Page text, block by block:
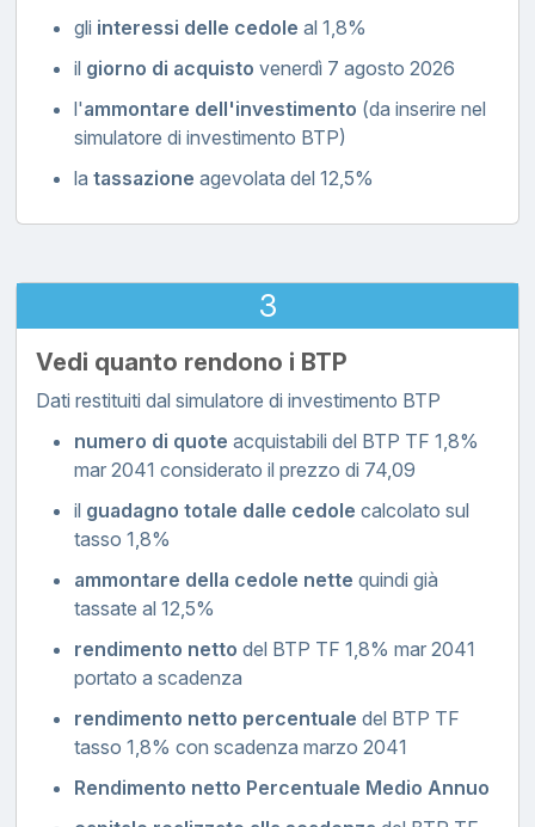
gli interessi delle cedole al 1,8%
il giorno di acquisto venerdì 7 agosto 2026
l'ammontare dell'investimento (da inserire nel
simulatore di investimento BTP)
la tassazione agevolata del 12,5%
3
Vedi quanto rendono i BTP
Dati restituiti dal simulatore di investimento BTP
numero di quote acquistabili del BTP TF 1,8%
mar 2041 considerato il prezzo di 74,09
il guadagno totale dalle cedole calcolato sul
tasso 1,8%
ammontare della cedole nette quindi già
tassate al 12,5%
rendimento netto del BTP TF 1,8% mar 2041
portato a scadenza
rendimento netto percentuale del BTP TF
tasso 1,8% con scadenza marzo 2041
Rendimento netto Percentuale Medio Annuo